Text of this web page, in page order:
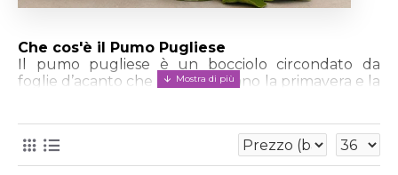
Che cos'è il Pumo Pugliese
Il pumo pugliese è un bocciolo circondato da
foglie d’acanto che simboleggiano la primavera e la
“pomum”, che significa “frutto” e si rifà al culto
della dea latina Pomona, protettrice dei frutti,
dell’ulivo e della vite.